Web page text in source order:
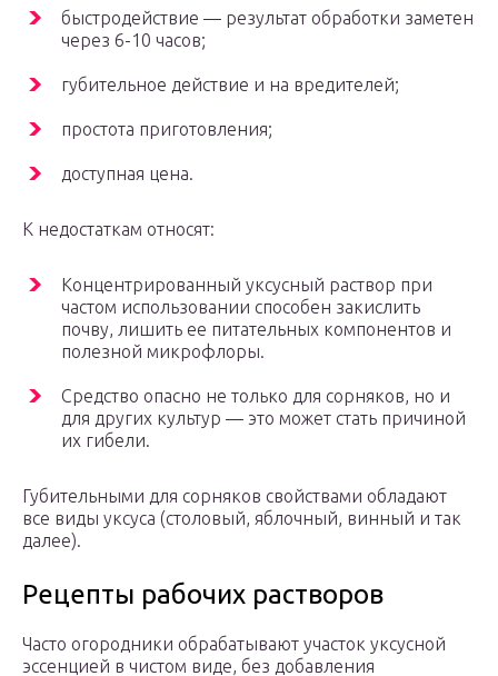
быстродействие — результат обработки заметен
через 6-10 часов;
губительное действие и на вредителей;
простота приготовления;
доступная цена.
К недостаткам относят:
Концентрированный уксусный раствор при
частом использовании способен закислить
почву, лишить ее питательных компонентов и
полезной микрофлоры.
Средство опасно не только для сорняков, но и
для других культур — это может стать причиной
их гибели.
Губительными для сорняков свойствами обладают
все виды уксуса (столовый, яблочный, винный и так
далее).
Рецепты рабочих растворов
Часто огородники обрабатывают участок уксусной
эссенцией в чистом виде, без добавления